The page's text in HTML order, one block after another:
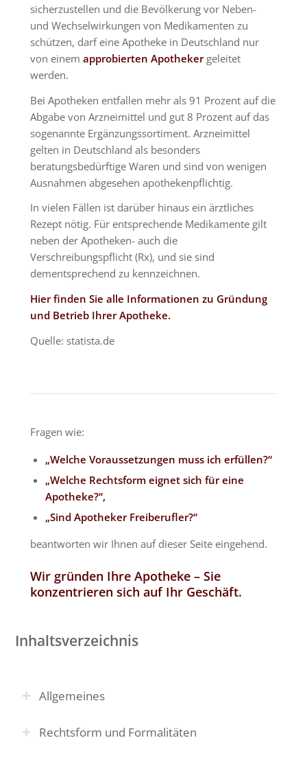
sicherzustellen und die Bevölkerung vor Neben-
und Wechselwirkungen von Medikamenten zu
schützen, darf eine Apotheke in Deutschland nur
von einemapprobierten Apothekergeleitet
werden.
Bei Apotheken entfallen mehr als 91 Prozent auf die
Abgabe von Arzneimittel und gut 8 Prozent auf das
sogenannte Ergänzungssortiment. Arzneimittel
gelten in Deutschland als besonders
beratungsbedürftige Waren und sind von wenigen
Ausnahmen abgesehen apothekenpflichtig.
In vielen Fällen ist darüber hinaus ein ärztliches
Rezept nötig. Für entsprechende Medikamente gilt
neben der Apotheken- auch die
Verschreibungspflicht (Rx), und sie sind
dementsprechend zu kennzeichnen.
Hier finden Sie alle Informationen zu Gründung
und Betrieb IhrerApotheke.
Quelle: statista.de
Fragen wie:
„Welche Voraussetzungen muss ich erfüllen?“
„Welche Rechtsform eignet sich für eine
Apotheke?“,
„Sind Apotheker Freiberufler?“
beantworten wir Ihnen auf dieser Seite eingehend.
Wir gründen Ihre Apotheke – Sie
konzentrieren sich auf Ihr Geschäft.
Inhaltsverzeichnis
Allgemeines
Rechtsform und Formalitäten